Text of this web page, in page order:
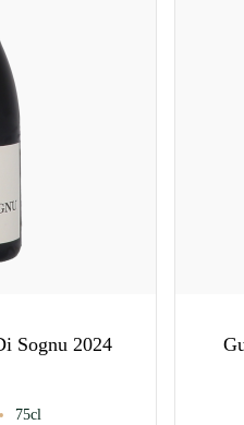
Sognu 2024
75cl